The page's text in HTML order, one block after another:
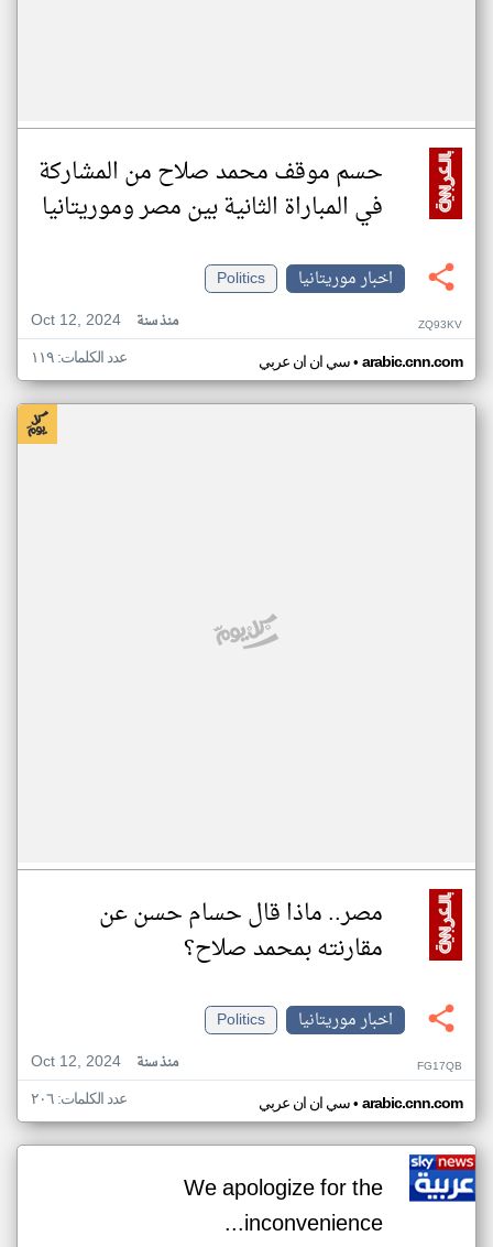
حسم موقف محمد صلاح من المشاركة
في المباراة الثانية بين مصر وموريتانيا
اخبار موريتانيا
Politics
Oct 12, 2024
منذ سنة ZQ93KV
سي ان ان عربي• arabic.cnn.com عدد الكلمات: ١١٩
مصر.. ماذا قال حسام حسن عن
مقارنته بمحمد صلاح؟
اخبار موريتانيا
Politics
Oct 12, 2024
منذ سنة FG17QB
سي ان ان عربي• arabic.cnn.com عدد الكلمات: ٢٠٦
We apologize for the
inconvenience...